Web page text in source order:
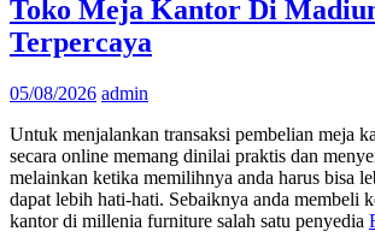
Toko Meja Kantor Di
Terpercaya
05/08/2026 admin
Untuk menjalankan transaksi pembelian meja
secara online memang dinilai praktis dan
melainkan ketika memilihnya anda harus bisa
dapat lebih hati-hati. Sebaiknya anda membeli
kantor di millenia furniture salah satu penyedia